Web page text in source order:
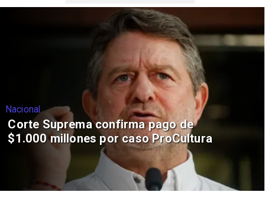
Nacional
Corte Suprema confirma pago de
$1.000 millones por caso ProCultura